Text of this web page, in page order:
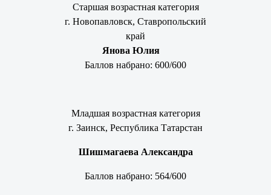
Старшая возрастная категория
г. Новопавловск, Ставропольский
край
Янова Юлия
Баллов набрано: 600/600
Младшая возрастная категория
г. Заинск, Республика Татарстан
Шишмагаева Александра
Баллов набрано: 564/600